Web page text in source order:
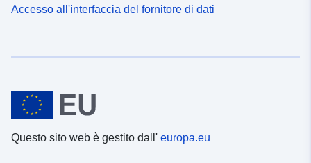
Accesso all'interfaccia del fornitore di dati
Questo sito web è gestito dall' europa.eu